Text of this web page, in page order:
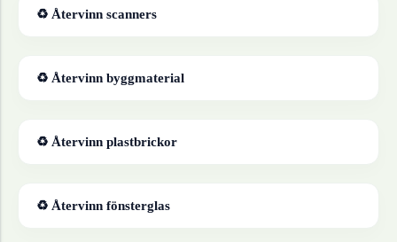
♻ Återvinn scanners
♻ Återvinn byggmaterial
♻ Återvinn plastbrickor
♻ Återvinn fönsterglas